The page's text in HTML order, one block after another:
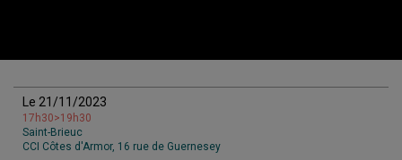
Le 21/11/2023
17h30>19h30
Saint-Brieuc
CCI Côtes d'Armor, 16 rue de Guernesey